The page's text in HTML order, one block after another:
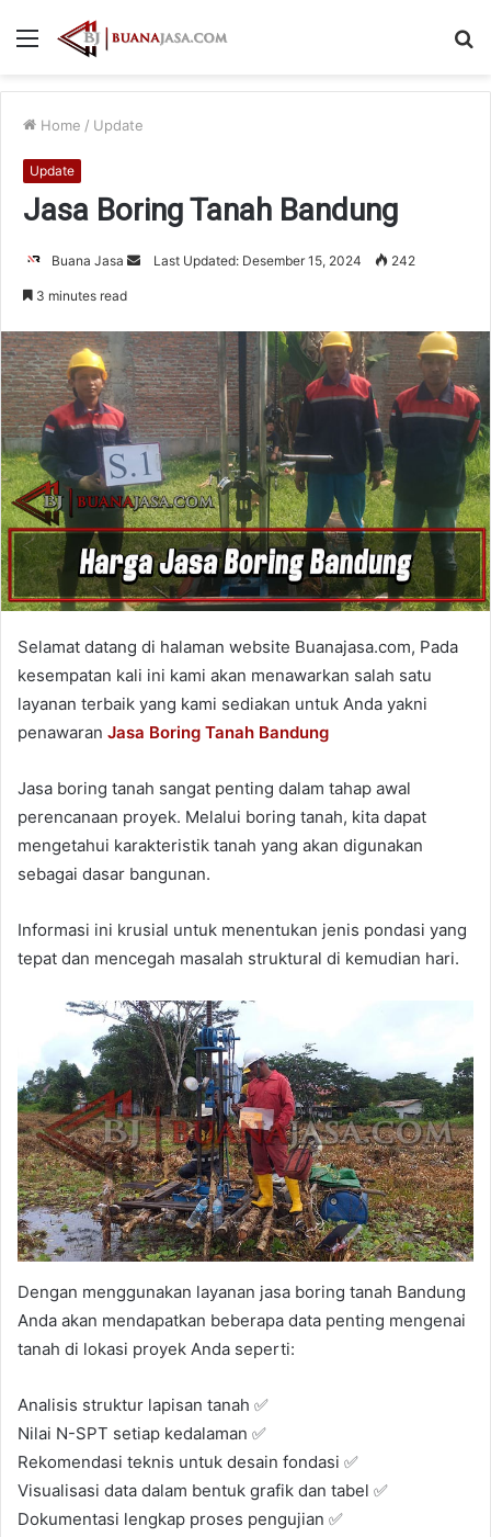
Menu
Home / Update
Update
Jasa Boring Tanah Bandung
Buana Jasa
SendLast Updated: Desember 15, 2024 242
3 minutes read
Selamat datang di halaman website Buanajasa.com, Pada
kesempatan kali ini kami akan menawarkan salah satu
layanan terbaik yang kami sediakan untuk Anda yakni
penawaran Jasa Boring Tanah Bandung
Jasa boring tanah sangat penting dalam tahap awal
perencanaan proyek. Melalui boring tanah, kita dapat
mengetahui karakteristik tanah yang akan digunakan
sebagai dasar bangunan.
Informasi ini krusial untuk menentukan jenis pondasi yang
tepat dan mencegah masalah struktural di kemudian hari.
Dengan menggunakan layanan jasa boring tanah Bandung
Anda akan mendapatkan beberapa data penting mengenai
tanah di lokasi proyek Anda seperti:
Analisis struktur lapisan tanah ✅
Nilai N-SPT setiap kedalaman ✅
Rekomendasi teknis untuk desain fondasi ✅
Visualisasi data dalam bentuk grafik dan tabel ✅
Dokumentasi lengkap proses pengujian ✅